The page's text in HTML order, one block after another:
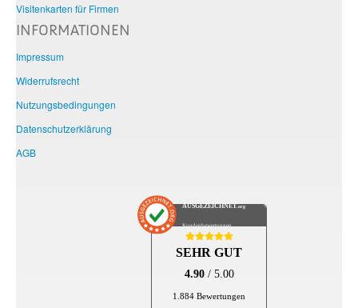
Visitenkarten für Firmen
INFORMATIONEN
Impressum
Widerrufsrecht
Nutzungsbedingungen
Datenschutzerklärung
AGB
AUSGEZEICHNET .org
Kundenbewertungen
SEHR GUT
4.90 / 5.00
1.884 Bewertungen